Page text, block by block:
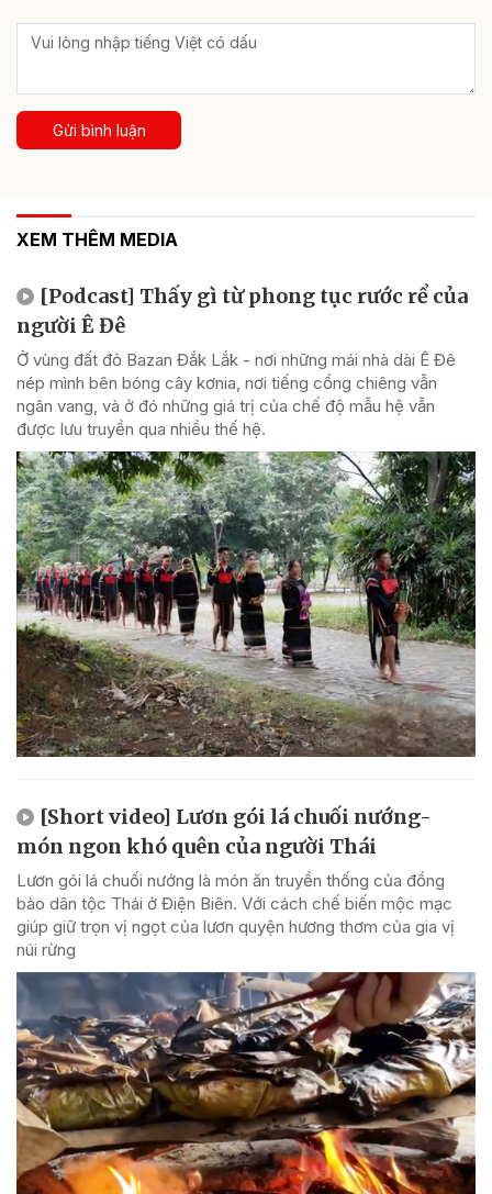
Gửi bình luận
XEM THÊM MEDIA
[Podcast] Thấy gì từ phong tục rước rể của
người Ê Đê
Ở vùng đất đỏ Bazan Đắk Lắk - nơi những mái nhà dài Ê Đê
nép mình bên bóng cây kơnia, nơi tiếng cồng chiêng vẫn
ngân vang, và ở đó những giá trị của chế độ mẫu hệ vẫn
được lưu truyền qua nhiều thế hệ.
[Short video] Lươn gói lá chuối nướng-
món ngon khó quên của người Thái
Lươn gói lá chuối nướng là món ăn truyền thống của đồng
bào dân tộc Thái ở Điện Biên. Với cách chế biến mộc mạc
giúp giữ trọn vị ngọt của lươn quyện hương thơm của gia vị
núi rừng